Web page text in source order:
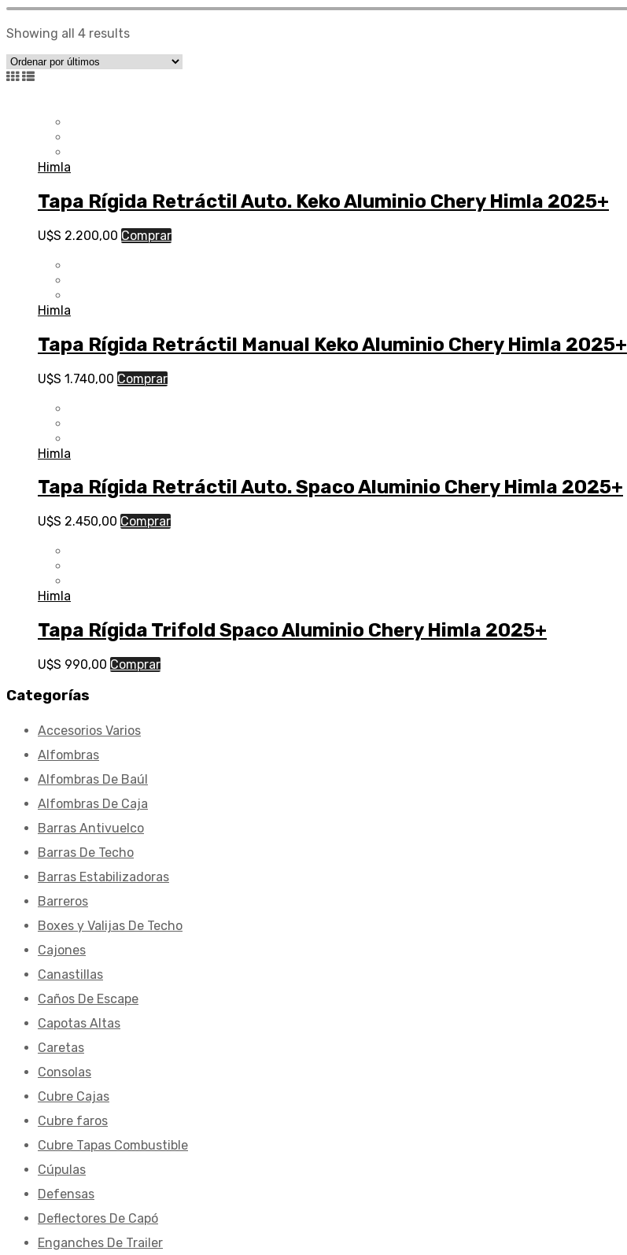
Showing all 4 results
Himla
Tapa Rígida Retráctil Auto. Keko Aluminio Chery Himla 2025+
U$S 2.200,00 Comprar
Himla
Tapa Rígida Retráctil Manual Keko Aluminio Chery Himla 2025+
U$S 1.740,00 Comprar
Himla
Tapa Rígida Retráctil Auto. Spaco Aluminio Chery Himla 2025+
U$S 2.450,00 Comprar
Himla
Tapa Rígida Trifold Spaco Aluminio Chery Himla 2025+
U$S 990,00 Comprar
Categorías
Accesorios Varios
Alfombras
Alfombras De Baúl
Alfombras De Caja
Barras Antivuelco
Barras De Techo
Barras Estabilizadoras
Barreros
Boxes y Valijas De Techo
Cajones
Canastillas
Caños De Escape
Capotas Altas
Caretas
Consolas
Cubre Cajas
Cubre faros
Cubre Tapas Combustible
Cúpulas
Defensas
Deflectores De Capó
Enganches De Trailer